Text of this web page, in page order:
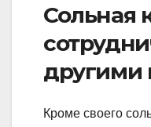
Сольная
другими
Кроме своего